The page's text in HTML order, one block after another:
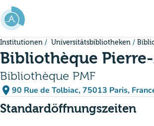
Gehe zum Hauptinhalt
Institutionen Universitätsbibliotheken
Bibliothèque
Bibliothèque PMF
place 90 Rue de Tolbiac, 75013 Paris,
(in Google Maps
(new tab)
Standardöffnungszeiten